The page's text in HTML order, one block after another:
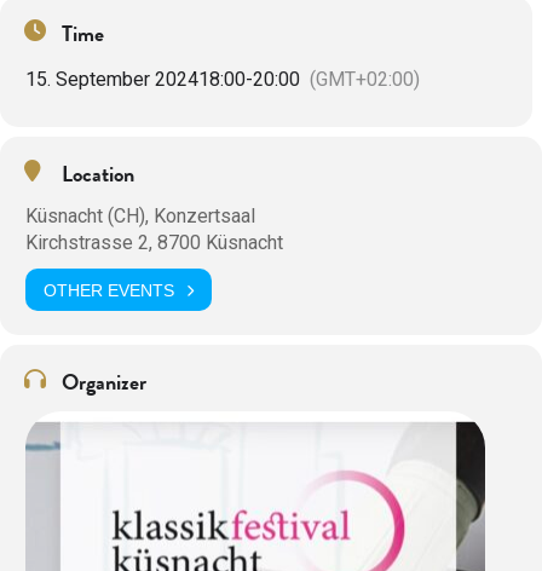
Time
15. September 202418:00-20:00 (GMT+02:00)
Location
Küsnacht (CH), Konzertsaal
Kirchstrasse 2, 8700 Küsnacht
OTHER EVENTS
Organizer